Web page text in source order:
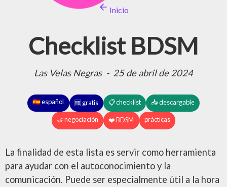
Inicio
Checklist BDSM
Las Velas Negras- 25 de abril de 2024
🇪🇸 español 🆓 gratis 📋 checklist 📥 descargable
🤝 negociación ❤️ BDSM prácticas
La finalidad de esta lista es servir como herramienta
para ayudar con el autoconocimiento y la
comunicación. Puede ser especialmente útil a la hora